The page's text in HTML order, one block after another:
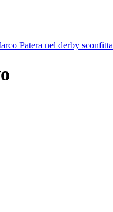
Patera nel derby